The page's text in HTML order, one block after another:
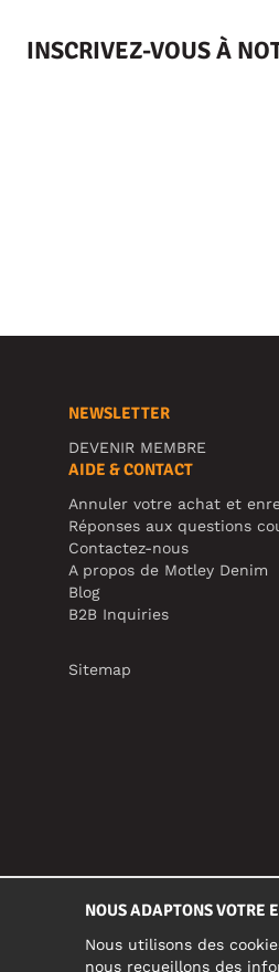
INSCRIVEZ-VOUS À
NEWSLETTER
DEVENIR MEMBRE
AIDE & CONTACT
Annuler votre achat et
Réponses aux questions
Contactez-nous
A propos de Motley Denim
Blog
B2B Inquiries
Sitemap
NOUS ADAPTONS VOTRE
Nous utilisons des
nous recueillons des